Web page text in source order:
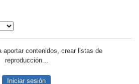
aportar contenidos, crear listas de
reproducción...
Iniciar sesión